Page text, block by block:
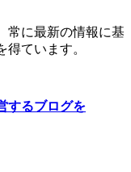
常に最新の情報に基
ています。
するブログを